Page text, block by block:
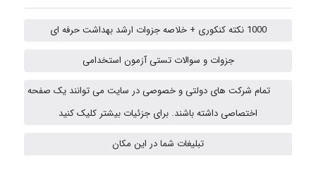
Jafar Tym
fahimeh sheibani
1000 نکته کنکوری + خلاصه جزوات ارشد بهداشت حرفه ای
جزوات و سوالات تستی آزمون استخدامی
تمام شرکت های دولتی و خصوصی در سایت می توانند یک صفحه
اختصاصی داشته باشند. برای جزئیات بیشتر کلیک کنید
تبلیغات شما در این مکان